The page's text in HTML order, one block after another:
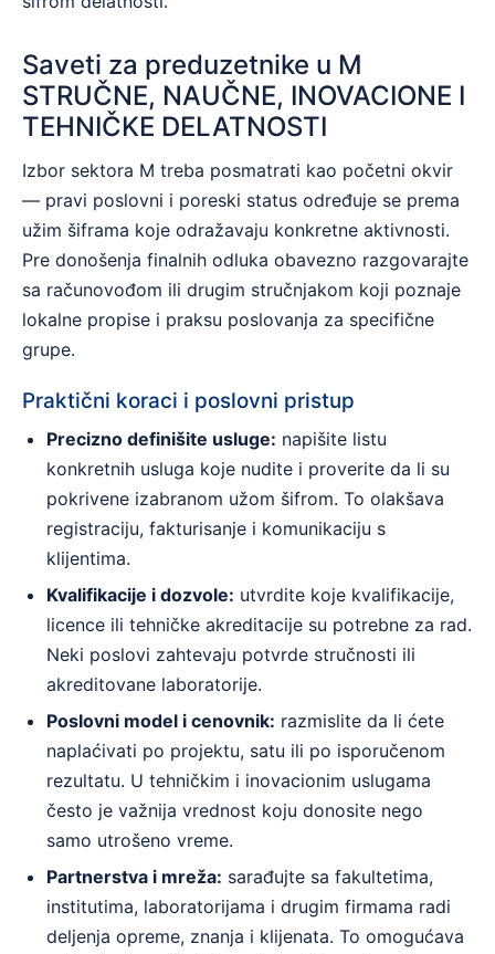
Saveti za preduzetnike u M
STRUČNE, NAUČNE, INOVACIONE I
TEHNIČKE DELATNOSTI
Izbor sektora M treba posmatrati kao početni okvir
— pravi poslovni i poreski status određuje se prema
užim šiframa koje odražavaju konkretne aktivnosti.
Pre donošenja finalnih odluka obavezno razgovarajte
sa računovođom ili drugim stručnjakom koji poznaje
lokalne propise i praksu poslovanja za specifične
grupe.
Praktični koraci i poslovni pristup
Precizno definišite usluge: napišite listu
konkretnih usluga koje nudite i proverite da li su
pokrivene izabranom užom šifrom. To olakšava
registraciju, fakturisanje i komunikaciju s
klijentima.
Kvalifikacije i dozvole: utvrdite koje kvalifikacije,
licence ili tehničke akreditacije su potrebne za rad.
Neki poslovi zahtevaju potvrde stručnosti ili
akreditovane laboratorije.
Poslovni model i cenovnik: razmislite da li ćete
naplaćivati po projektu, satu ili po isporučenom
rezultatu. U tehničkim i inovacionim uslugama
često je važnija vrednost koju donosite nego
samo utrošeno vreme.
Partnerstva i mreža: sarađujte sa fakultetima,
institutima, laboratorijama i drugim firmama radi
deljenja opreme, znanja i klijenata. To omogućava